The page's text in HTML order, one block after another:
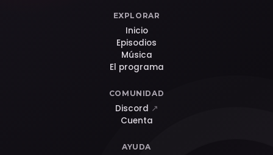
EXPLORAR
Inicio
Episodios
Música
El programa
COMUNIDAD
Discord ↗
Cuenta
AYUDA